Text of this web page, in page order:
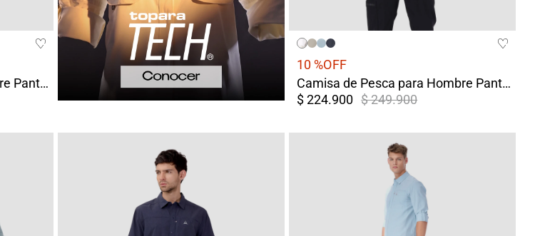
Camisa de Pesca para Hombre Pantanal Blanca
10 %OFF
Camisa de Pesca para Hombre Pantanal Blanca
$ 224.900 $ 249.900